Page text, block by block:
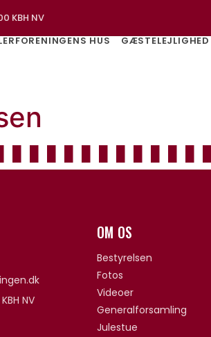
KBH NV
HUS GÆSTELEJLIGHED
NV
OM OS
Bestyrelsen
Fotos
Videoer
Generalforsamling
Julestue